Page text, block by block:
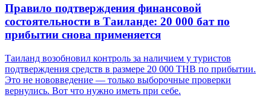
Правило подтверждения финансовой
состоятельности в Таиланде: 20 000 бат по
прибытии снова применяется
Таиланд возобновил контроль за наличием у туристов
подтверждения средств в размере 20 000 THB по прибытии.
Это не нововведение — только выборочные проверки
вернулись. Вот что нужно иметь при себе.